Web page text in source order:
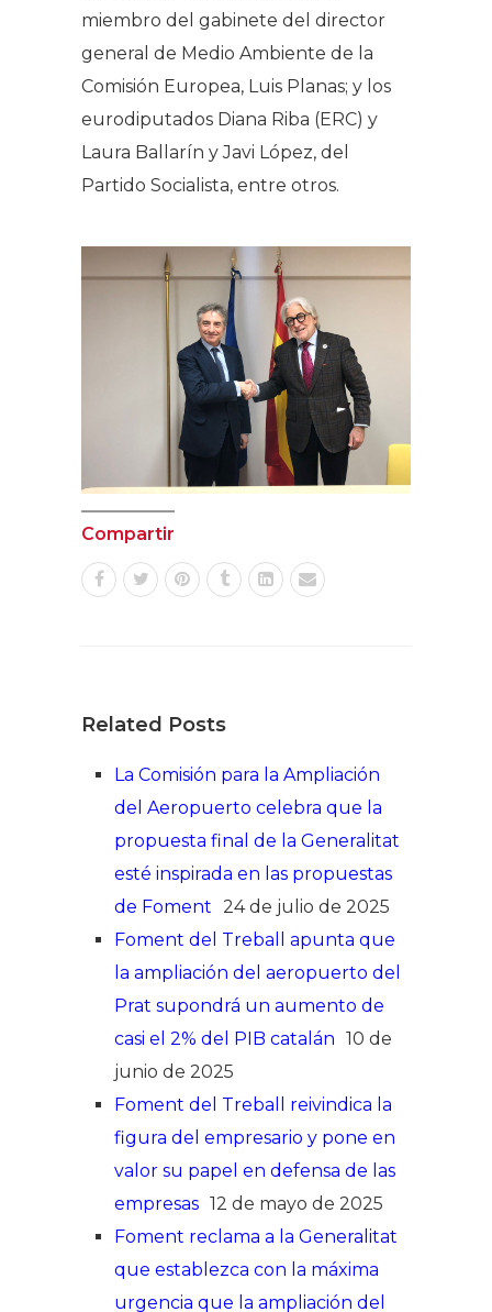
miembro del gabinete del director
general de Medio Ambiente de la
Comisión Europea, Luis Planas; y los
eurodiputados Diana Riba (ERC) y
Laura Ballarín y Javi López, del
Partido Socialista, entre otros.
Compartir
Related Posts
La Comisión para la Ampliación
del Aeropuerto celebra que la
propuesta final de la Generalitat
esté inspirada en las propuestas
de Foment 24 de julio de 2025
Foment del Treball apunta que
la ampliación del aeropuerto del
Prat supondrá un aumento de
casi el 2% del PIB catalán 10 de
junio de 2025
Foment del Treball reivindica la
figura del empresario y pone en
valor su papel en defensa de las
empresas 12 de mayo de 2025
Foment reclama a la Generalitat
que establezca con la máxima
urgencia que la ampliación del